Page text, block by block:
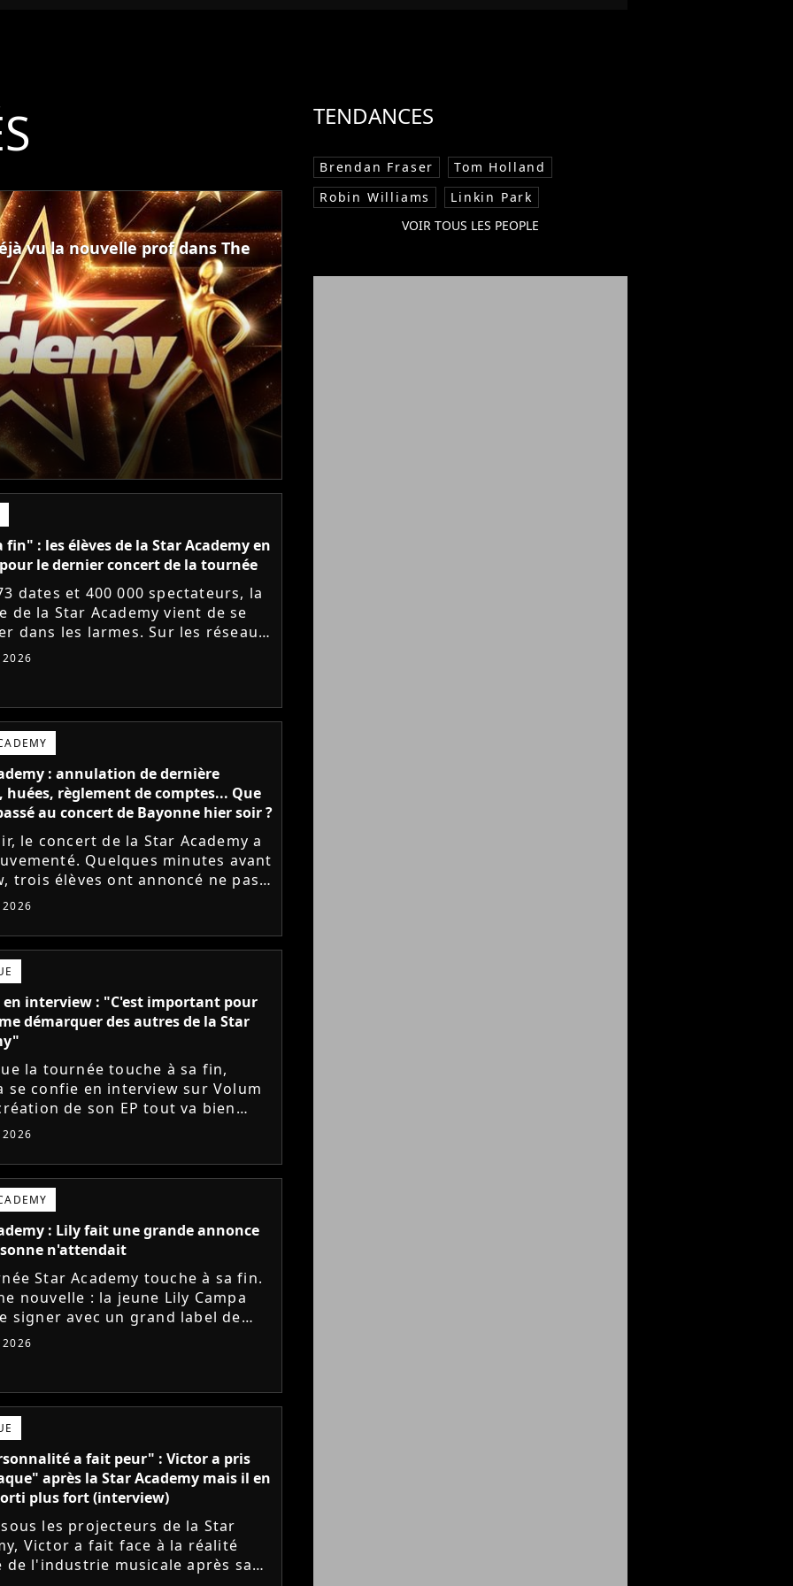
vu la nouvelle prof dans The
fin" : les élèves de la Star Academy en
le dernier concert de la tournée
dates et 400 000 spectateurs, la
de la Star Academy vient de se
dans les larmes. Sur les réseaux
les élèves adressent un dernier
au public...
: annulation de dernière
règlement de comptes... Que
au concert de Bayonne hier soir ?
le concert de la Star Academy a
Quelques minutes avant
trois élèves ont annoncé ne pas
sur scène pour des
politiques. Leur...
en interview : "C'est important pour
démarquer des autres de la Star
la tournée touche à sa fin,
se confie en interview sur Volum
de son EP tout va bien
son envie de gommer l'étiquette
le jeu...
: Lily fait une grande annonce
n'attendait
Star Academy touche à sa fin.
nouvelle : la jeune Lily Campa
signer avec un grand label de
en France.
a fait peur" : Victor a pris
après la Star Academy mais il en
plus fort (interview)
sous les projecteurs de la Star
Victor a fait face à la réalité
de l'industrie musicale après sa
TENDANCES
Brendan Fraser
Tom Holland
Robin Williams
Linkin Park
VOIR TOUS LES PEOPLE